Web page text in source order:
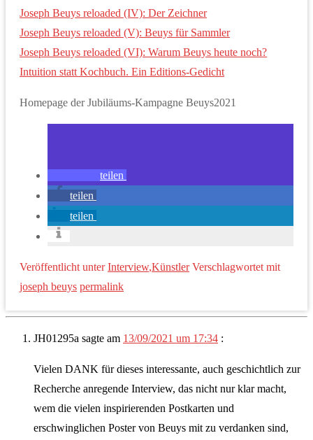
Joseph Beuys reloaded (IV): Der Zeichner
Joseph Beuys reloaded (V): Beuys für Sammler
Joseph Beuys reloaded (VI): Warum Beuys heute noch?
Intuition statt Kochbuch. Ein Editions-Gedicht
Homepage der Jubiläums-Kampagne Beuys2021
teilen
teilen
teilen
Veröffentlicht unter Interview,Künstler Verschlagwortet mit
joseph beuys permalink
JH01295a sagte am 13/09/2021 um 17:34 :
Vielen DANK für dieses interessante, auch geschichtlich zur
Recherche anregende Interview, das nicht nur klar macht,
wem die vielen inspirierenden Postkarten und
erschwinglichen Poster von Beuys mit zu verdanken sind,